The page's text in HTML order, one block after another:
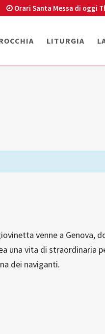
Orari Santa Messa di oggi
LITURGIA
venne a Genova,
una vita di straordinaria
dei naviganti.